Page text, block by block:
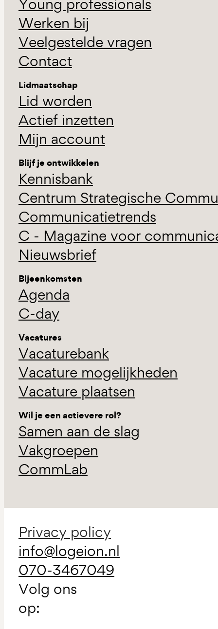
Young professionals
Werken bij
Veelgestelde vragen
Contact
Lidmaatschap
Lid worden
Actief inzetten
Mijn account
Blijf je ontwikkelen
Kennisbank
Centrum Strategische
Communicatietrends
C - Magazine voor
Nieuwsbrief
Bijeenkomsten
Agenda
C-day
Vacatures
Vacaturebank
Vacature mogelijkheden
Vacature plaatsen
Wil je een actievere rol?
Samen aan de slag
Vakgroepen
CommLab
Privacy policy
info@logeion.nl
070-3467049
Volg ons
op: